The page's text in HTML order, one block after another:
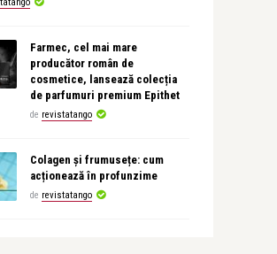
Farmec, cel mai mare
producător român de
cosmetice, lansează colecția
de parfumuri premium Epithet
de revistatango
Colagen și frumusețe: cum
acționează în profunzime
de revistatango